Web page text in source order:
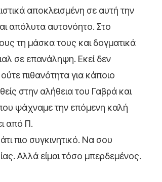
αποκλεισμένη σε αυτή την
απόλυτα αυτονόητο. Στο
τη μάσκα τους και δογματικά
σε επανάληψη. Εκεί δεν
πιθανότητα για κάποιο
στην αλήθεια του Γαβρά και
ψάχναμε την επόμενη καλή
από Π.
πιο συγκινητικό. Να σου
Αλλά είμαι τόσο μπερδεμένος.